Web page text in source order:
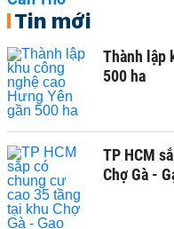
Tin mới
Thành lập
500 ha
TP HCM
Chợ Gà -